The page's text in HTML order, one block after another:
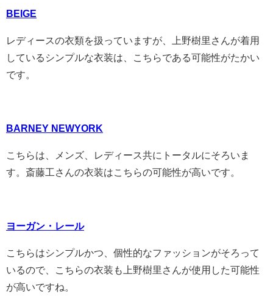
BEIGE
レディースの衣類を扱っていますが、上野樹里さんが着用
しているシンプルな衣装は、こちらである可能性がたかい
です。
BARNEY NEWYORK
こちらは、メンズ、レディース共にトータルにそろいま
す。斎藤工さんの衣装はこちらの可能性が高いです。
ヨーガン・レール
こちらはシンプルかつ、個性的なファッションがそろって
いるので、こちらの衣装も上野樹里さんが使用した可能性
が高いですね。